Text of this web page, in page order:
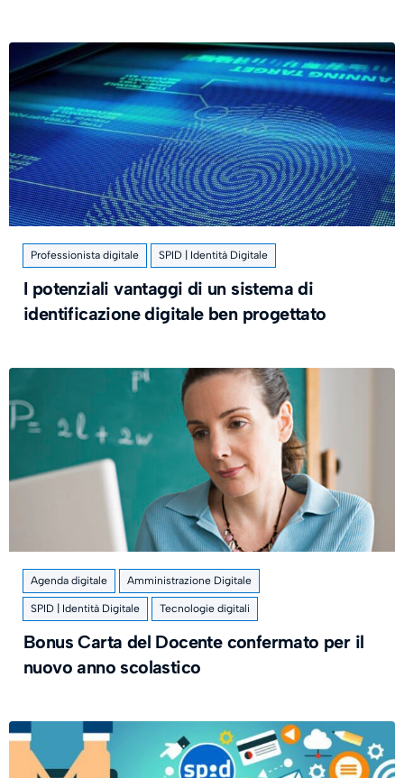
Professionista digitale SPID | Identità Digitale
I potenziali vantaggi di un sistema di
identificazione digitale ben progettato
Agenda digitale Amministrazione Digitale
SPID | Identità Digitale Tecnologie digitali
Bonus Carta del Docente confermato per il
nuovo anno scolastico